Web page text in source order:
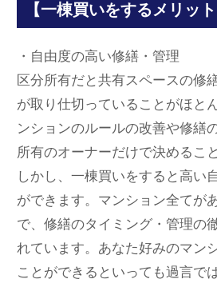
【一棟買いをするメリット
・自由度の高い修繕・管理
区分所有だと共有スペースの修
が取り仕切っていることがほと
ンションのルールの改善や修繕
所有のオーナーだけで決めるこ
しかし、一棟買いをすると高い
ができます。マンション全てが
で、修繕のタイミング・管理の
れています。あなた好みのマン
ことができるといっても過言で